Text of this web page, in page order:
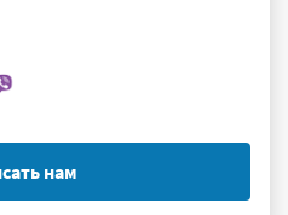
нам